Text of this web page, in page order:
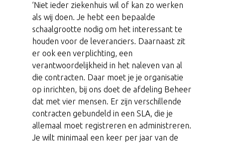
‘Niet ieder ziekenhuis wil of kan zo werken
als wij doen. Je hebt een bepaalde
schaalgrootte nodig om het interessant te
houden voor de leveranciers. Daarnaast zit
er ook een verplichting, een
verantwoordelijkheid in het naleven van al
die contracten. Daar moet je je organisatie
op inrichten, bij ons doet de afdeling Beheer
dat met vier mensen. Er zijn verschillende
contracten gebundeld in een SLA, die je
allemaal moet registreren en administreren.
Je wilt minimaal een keer per jaar van de